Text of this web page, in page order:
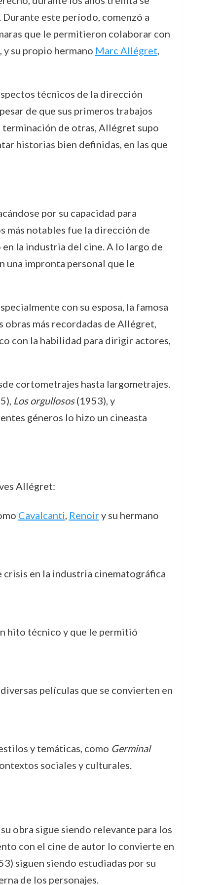
este período, comenzó a
que le permitieron colaborar con
, y su propio hermano Marc Allégret
técnicos de la dirección
de que sus primeros trabajos
de otras, Allégret supo
historias bien definidas, en las que
por su capacidad para
más notables fue la dirección de
la industria del cine. A lo largo de
una impronta personal que le
con su esposa, la famosa
obras más recordadas de Allégret,
con la habilidad para dirigir actores,
cortometrajes hasta largometrajes.
Los orgullosos(1953), y
géneros lo hizo un cineasta
Allégret:
Cavalcanti Renoiry su hermano
crisis en la industria cinematográfica
hito técnico y que le permitió
películas que se convierten en
y temáticas, como Germinal
sociales y culturales.
obra sigue siendo relevante para los
con el cine de autor lo convierte en
siguen siendo estudiadas por su
de los personajes.